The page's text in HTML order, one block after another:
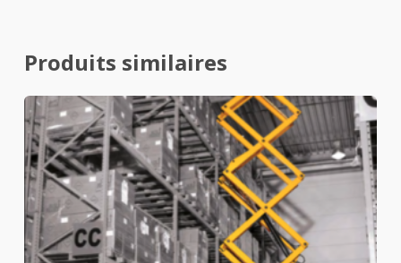
Produits similaires